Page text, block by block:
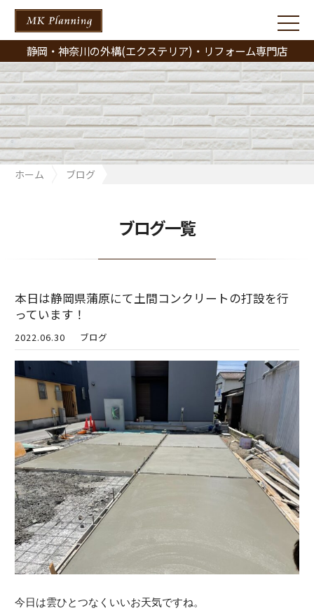
静岡・神奈川の外構(エクステリア)・リフォーム専門店
ホーム
ブログ
ブログ一覧
本日は静岡県蒲原にて土間コンクリートの打設を行
っています！
2022.06.30 ブログ
今日は雲ひとつなくいいお天気ですね。